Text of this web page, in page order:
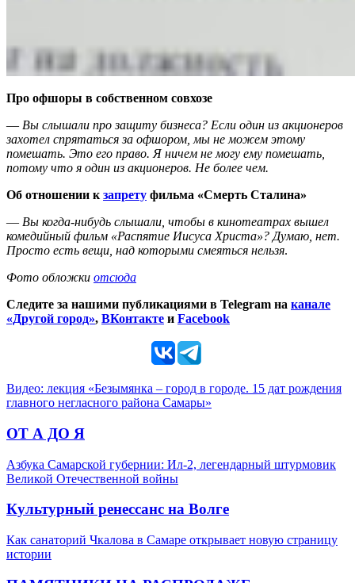
Про офшоры в собственном совхозе
— Вы слышали про защиту бизнеса? Если один из акционеров
захотел спрятаться за офшором, мы не можем этому
помешать. Это его право. Я ничем не могу ему помешать,
потому что я один из акционеров. Не более чем.
Об отношении к запрету фильма «Смерть Сталина»
— Вы когда-нибудь слышали, чтобы в кинотеатрах вышел
комедийный фильм «Распятие Иисуса Христа»? Думаю, нет.
Просто есть вещи, над которыми смеяться нельзя.
Фото обложки отсюда
Следите за нашими публикациями в Telegram на канале
«Другой город», ВКонтакте и Facebook
Видео: лекция «Безымянка – город в городе. 15 дат рождения
главного негласного района Самары»
ОТ А ДО Я
Азбука Самарской губернии: Ил-2, легендарный штурмовик
Великой Отечественной войны
Культурный ренессанс на Волге
Как санаторий Чкалова в Самаре открывает новую страницу
истории